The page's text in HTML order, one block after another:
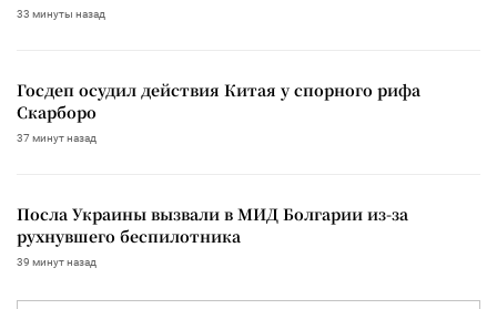
33 минуты назад
Госдеп осудил действия Китая у спорного рифа
Скарборо
37 минут назад
Посла Украины вызвали в МИД Болгарии из-за
рухнувшего беспилотника
39 минут назад